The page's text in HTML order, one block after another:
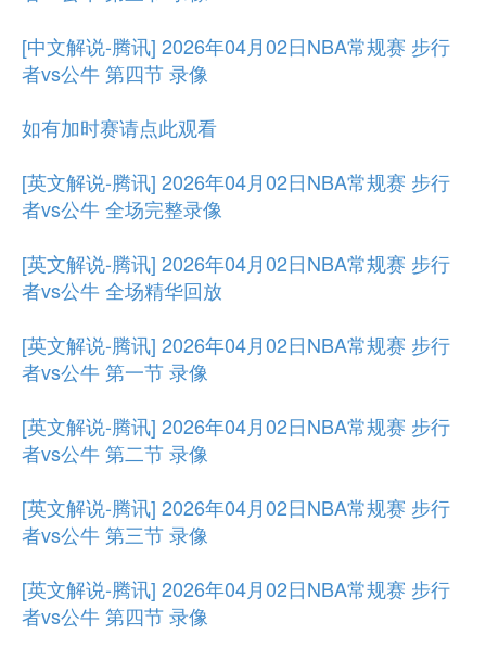
[中文解说-腾讯] 2026年04月02日NBA常规赛 步行
者vs公牛 第四节 录像
如有加时赛请点此观看
[英文解说-腾讯] 2026年04月02日NBA常规赛 步行
者vs公牛 全场完整录像
[英文解说-腾讯] 2026年04月02日NBA常规赛 步行
者vs公牛 全场精华回放
[英文解说-腾讯] 2026年04月02日NBA常规赛 步行
者vs公牛 第一节 录像
[英文解说-腾讯] 2026年04月02日NBA常规赛 步行
者vs公牛 第二节 录像
[英文解说-腾讯] 2026年04月02日NBA常规赛 步行
者vs公牛 第三节 录像
[英文解说-腾讯] 2026年04月02日NBA常规赛 步行
者vs公牛 第四节 录像